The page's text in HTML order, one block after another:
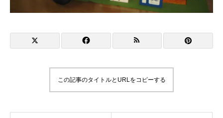
この記事のタイトルとURLをコピーする